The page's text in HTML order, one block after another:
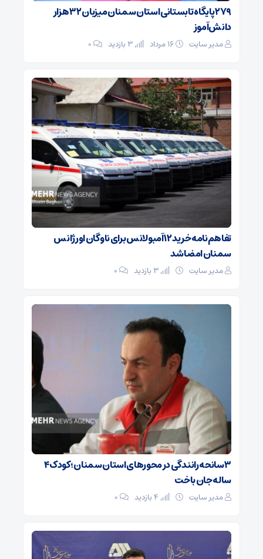
۲۷۹ پایگاه تابستانی استان سمنان میزبان ۳۲ هزار
دانش‌آموز
مدیر سایت ۰
تفاهم‌نامه خرید ۱۲ آمبولانس برای ناوگان اورژانس
سمنان امضا شد
مدیر سایت ۰
۳ سانحه رانندگی در محورهای استان سمنان؛ کودک ۴
ساله جان باخت
مدیر سایت ۰